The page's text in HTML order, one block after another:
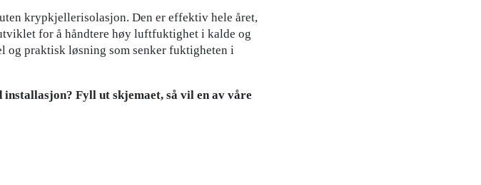
krypkjellerisolasjon. Den er effektiv hele året,
for å håndtere høy luftfuktighet i kalde og
og praktisk løsning som senker fuktigheten i
Fyll ut skjemaet, så vil en av våre